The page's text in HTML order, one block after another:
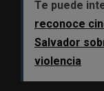
Te puede
reconoce
Salvador
violencia